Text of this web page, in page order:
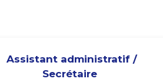
Assistant administratif /
Secrétaire